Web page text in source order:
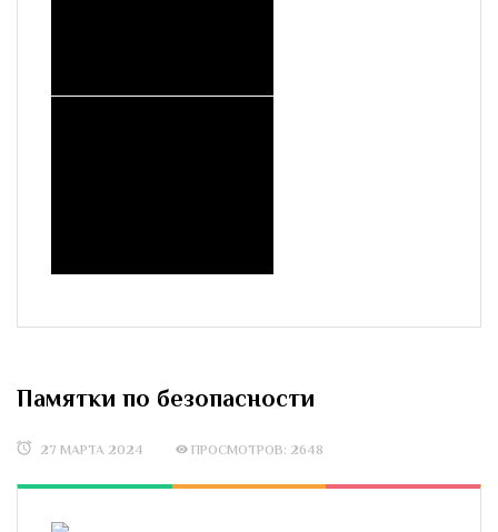
Памятки по безопасности
27 МАРТА 2024 ПРОСМОТРОВ: 2648